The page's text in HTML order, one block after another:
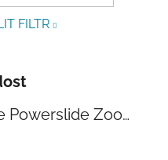
FILTR
Kolečkové brusle Powerslide Zoom Baby Blue 80
5 z 5 hvězdiček.